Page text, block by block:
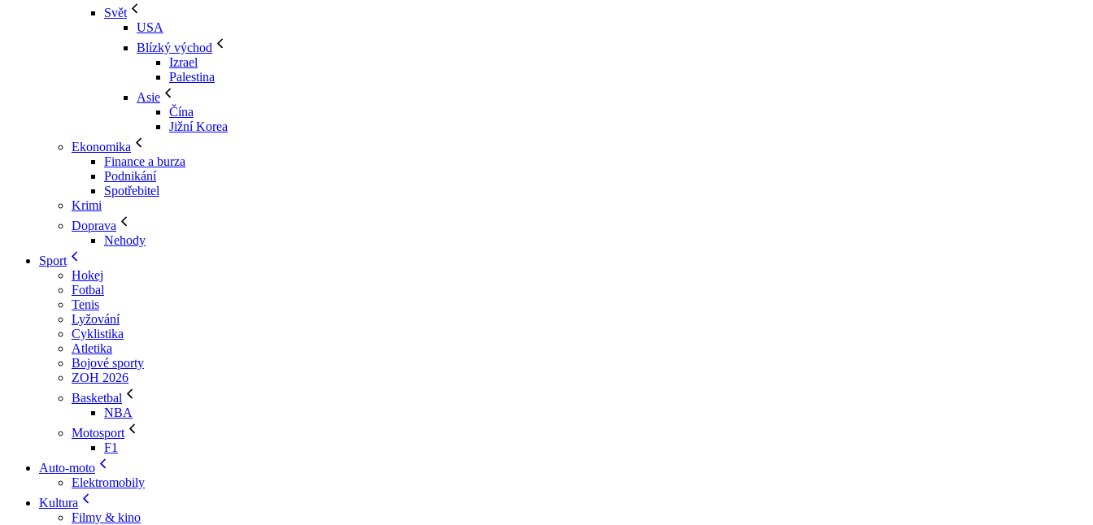
Svět
USA
Blízký východ
Izrael
Palestina
Asie
Čína
Jižní Korea
Ekonomika
Finance a burza
Podnikání
Spotřebitel
Krimi
Doprava
Nehody
Sport
Hokej
Fotbal
Tenis
Lyžování
Cyklistika
Atletika
Bojové sporty
ZOH 2026
Basketbal
NBA
Motosport
F1
Auto-moto
Elektromobily
Kultura
Filmy & kino